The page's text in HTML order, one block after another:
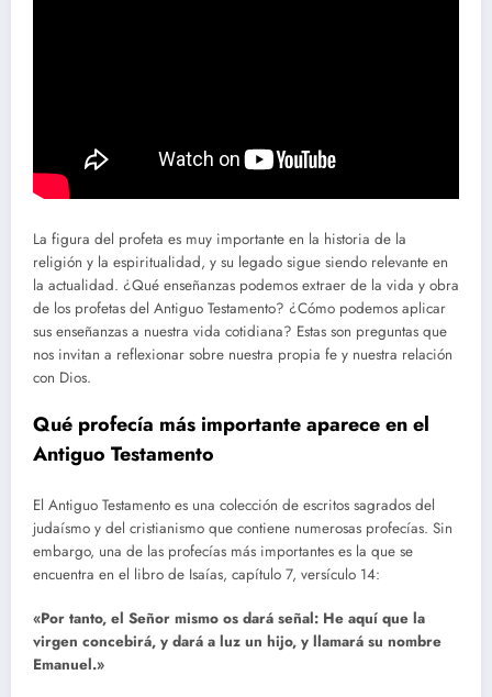
La figura del profeta es muy importante en la historia de la
religión y la espiritualidad, y su legado sigue siendo relevante en
la actualidad. ¿Qué enseñanzas podemos extraer de la vida y obra
de los profetas del Antiguo Testamento? ¿Cómo podemos aplicar
sus enseñanzas a nuestra vida cotidiana? Estas son preguntas que
nos invitan a reflexionar sobre nuestra propia fe y nuestra relación
con Dios.
Qué profecía más importante aparece en el
Antiguo Testamento
El Antiguo Testamento es una colección de escritos sagrados del
judaísmo y del cristianismo que contiene numerosas profecías. Sin
embargo, una de las profecías más importantes es la que se
encuentra en el libro de Isaías, capítulo 7, versículo 14:
«Por tanto, el Señor mismo os dará señal: He aquí que la
virgen concebirá, y dará a luz un hijo, y llamará su nombre
Emanuel.»